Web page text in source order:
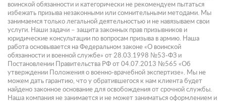
воинской обязанности и категорически не рекомендуем пытаться
избежать призыва незаконными или сомнительными методами. Мы
занимаемся только легальной деятельностью и не навязываем свои
услуги. Наши задачи – защита законных прав призывников и
юридические консультации по вопросам призыва в армию. Наша
работа основывается на Федеральном законе «О воинской
обязанности и военной службе» от 28.03.1998 №53-ФЗ и
Постановлении Правительства РФ от 04.07.2013 №565 «Об
утверждении Положения о военно-врачебной экспертизе». Мы не
можем дать гарантию, что у обратившегося к нам клиента будет
найдено законное основание для освобождения от срочной службы.
Наша компания не занимается и не может заниматься оформлением и